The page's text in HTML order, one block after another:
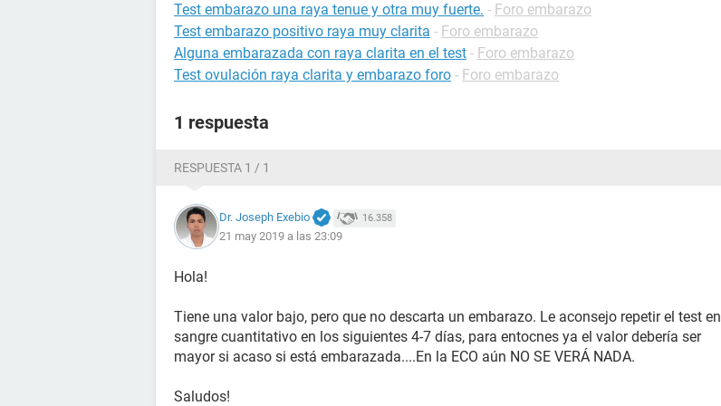
Test embarazo una raya tenue y otra muy fuerte. - Foro embarazo
Test embarazo positivo raya muy clarita - Foro embarazo
Alguna embarazada con raya clarita en el test - Foro embarazo
Test ovulación raya clarita y embarazo foro - Foro embarazo
1 respuesta
RESPUESTA 1 / 1
Dr. Joseph Exebio 16.358
21 may 2019 a las 23:09
Hola!
Tiene una valor bajo, pero que no descarta un embarazo. Le aconsejo repetir el test en
sangre cuantitativo en los siguientes 4-7 días, para entocnes ya el valor debería ser
mayor si acaso si está embarazada....En la ECO aún NO SE VERÁ NADA.
Saludos!